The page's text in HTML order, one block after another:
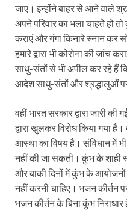
जाए। इन्होंने बाहर से आने वाले
अपने परिवार का भला चाहतेे हो
कराएं और गंगा किनारे स्नान कर
हमारे द्वारा भी कोरोना की जांच
साधु-संतों से भी अपील कर रहे हैं
आदेश साधु-संतों और श्रद्धालुओं पर
वहीं भारत सरकार द्वारा जारी की
द्वारा खुलकर विरोध किया गया
आस्था का विषय है। संविधान में
नहीं की जा सकती। कुंभ के शाही
और बाकी दिनों में कुंभ के आयोजनों
नहीं करनी चाहिए। भजन कीर्तन
भजन कीर्तन के बिना कुंभ निराधार